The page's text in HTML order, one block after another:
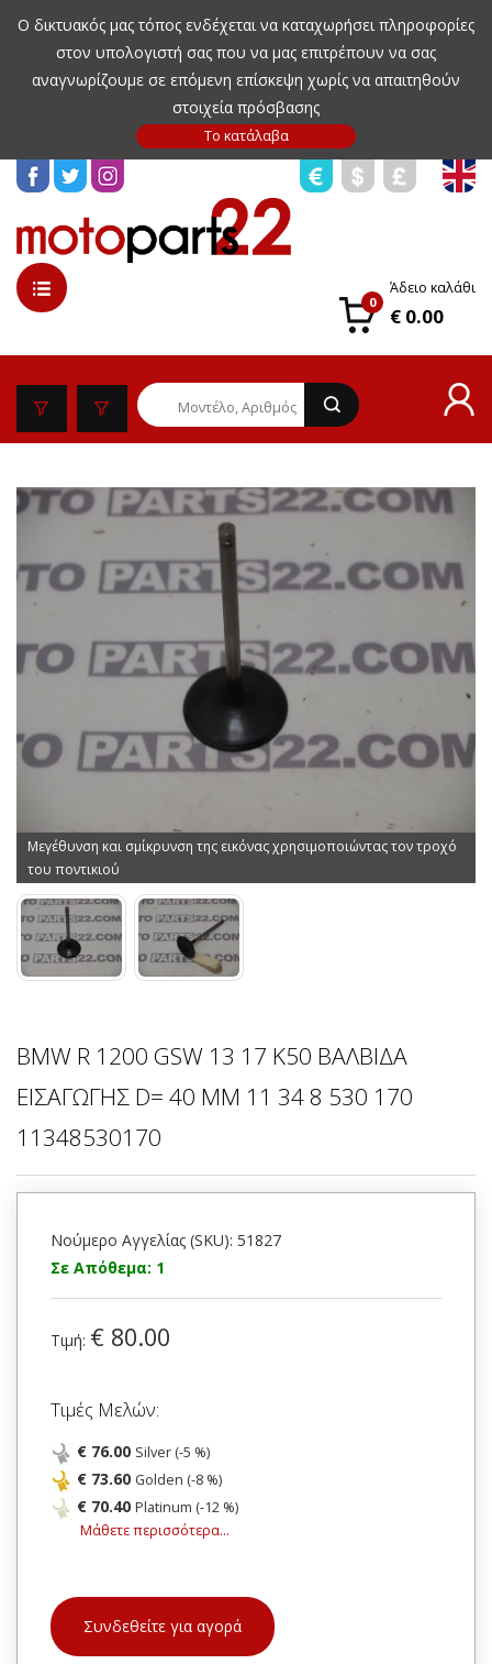
Ο δικτυακός μας τόπος ενδέχεται να καταχωρήσει πληροφορίες
στον υπολογιστή σας που να μας επιτρέπουν να σας
αναγνωρίζουμε σε επόμενη επίσκεψη χωρίς να απαιτηθούν
στοιχεία πρόσβασης
0
Άδειο καλάθι
€ 0.00
Μεγέθυνση και σμίκρυνση της εικόνας χρησιμοποιώντας τον τροχό
του ποντικιού
BMW R 1200 GSW 13 17 K50 ΒΑΛΒΙΔΑ
ΕΙΣΑΓΩΓΗΣ D= 40 MM 11 34 8 530 170
11348530170
Νούμερο Αγγελίας (SKU): 51827
Σε Απόθεμα: 1
Τιμή: € 80.00
Τιμές Μελών:
€ 76.00 Silver (-5 %)
€ 73.60 Golden (-8 %)
€ 70.40 Platinum (-12 %)
Μάθετε περισσότερα...
Συνδεθείτε για αγορά